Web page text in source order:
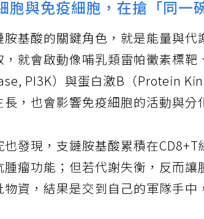
胞與免疫細胞，在搶「同一
胺基酸的關鍵角色，就是能量與
，就會啟動像哺乳類雷帕黴素標
PI3K）與蛋白激B（Protein
長，也會影響免疫細胞的活動與分
也發現，支鏈胺基酸累積在
腫瘤功能；但若代謝失衡，反而讓
物資，結果是交到自己的軍隊手